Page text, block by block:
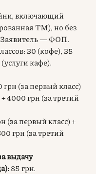
включающий
ТМ), но без
Заявитель — ФОП.
30 (кофе), 35
кафе).
грн (за первый класс)
4000 грн (за третий
(за первый класс) +
грн (за третий
выдачу
85 грн.